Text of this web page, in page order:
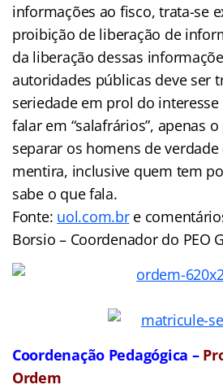
informações ao fisco, trata-se
proibição de liberação de
da liberação dessas
autoridades públicas deve ser
seriedade em prol do
falar em “salafrários”, apenas
separar os homens de
mentira, inclusive quem tem
sabe o que fala.
Fonte: uol.com.bre
Borsio – Coordenador do PEO
Coordenação Pedagógica –
Ordem